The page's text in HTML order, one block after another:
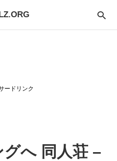
ードリンク
グへ 同人荘 –